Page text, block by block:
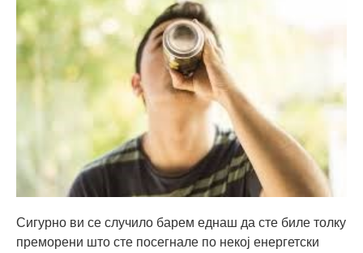
Сигурно ви се случило барем еднаш да сте биле толку
преморени што сте посегнале по некој енергетски